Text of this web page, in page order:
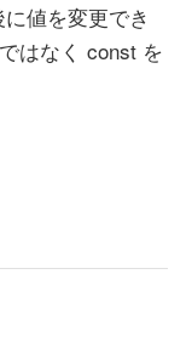
値を変更でき
はなく const を